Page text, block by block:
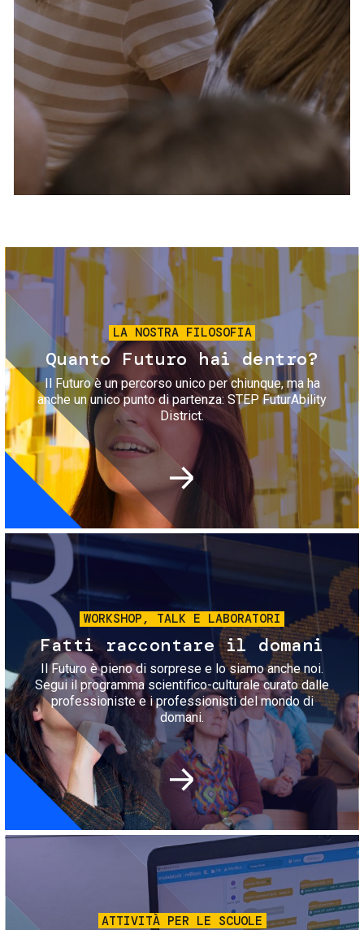
Servizi e accessibilità
Contatti
FAQ
Biglietti
Immagine
LA NOSTRA FILOSOFIA
Quanto Futuro hai dentro?
Il Futuro è un percorso unico per chiunque, ma ha
anche un unico punto di partenza: STEP FuturAbility
District.
Immagine
WORKSHOP, TALK E LABORATORI
Fatti raccontare il domani
Il Futuro è pieno di sorprese e lo siamo anche noi.
Segui il programma scientifico-culturale curato dalle
professioniste e i professionisti del mondo di
domani.
Immagine
ATTIVITÀ PER LE SCUOLE